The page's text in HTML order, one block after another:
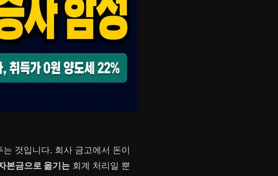
것입니다. 회사 금고에서 돈이
본금으로 옮기는 회계 처리일 뿐